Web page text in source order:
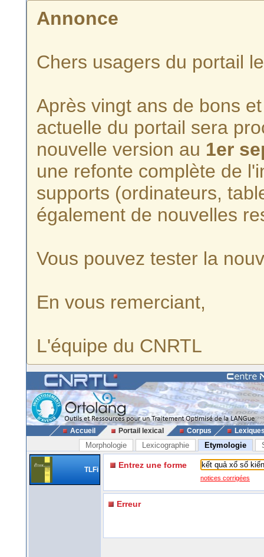
Annonce
Chers usagers du portail
Après vingt ans de bons
actuelle du portail sera
nouvelle version au 1er
une refonte complète de
supports (ordinateurs,
également de nouvelles
Vous pouvez tester la
En vous remerciant,
L'équipe du CNRTL
Accueil Portail lexical Corpus
Morphologie Lexicographie Etymologie
TLFi Entrez une forme
notices corrigées
Erreur